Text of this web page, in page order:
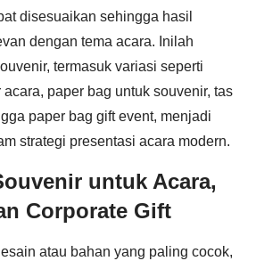
disesuaikan sehingga hasil
dengan tema acara. Inilah
termasuk variasi seperti
paper bag untuk souvenir, tas
paper bag gift event, menjadi
strategi presentasi acara modern.
untuk Acara,
Corporate Gift
atau bahan yang paling cocok,